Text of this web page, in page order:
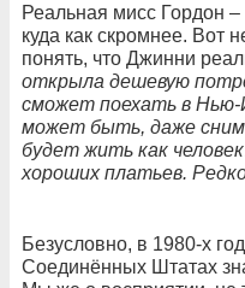
Реальная мисс Гордон
куда как скромнее.
понять, что Джинни
открыла дешевую
сможет поехать в Нью-
может быть, даже
будет жить как
хороших платьев.
Безусловно, в 1980-х
Соединённых Штатах